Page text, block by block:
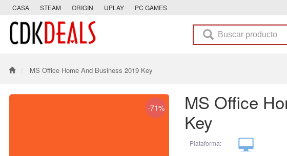
CASA STEAM ORIGIN UPLAY PC GAMES
MS Office Home And Business 2019 Key
MS Office
Key
-71%
Plataforma: